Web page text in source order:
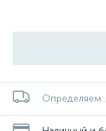
Определяем...